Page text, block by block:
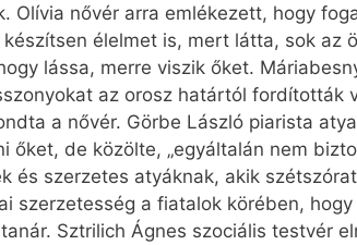
Olívia nővér arra emlékezett, hogy
élelmet is, mert látta, sok az
lássa, merre viszik őket.
az orosz határtól fordították
a nővér. Görbe László piarista
őket, de közölte, „egyáltalán nem
és szerzetes atyáknak, akik
szerzetesség a fiatalok körében,
Sztrilich Ágnes szociális testvér